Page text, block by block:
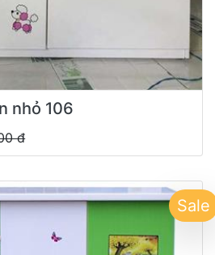
nhỏ 106
đ
Sale